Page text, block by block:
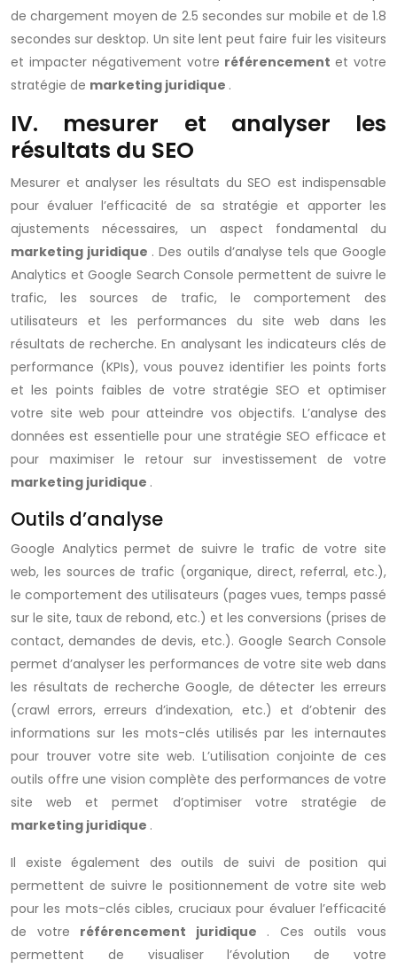
de chargement moyen de 2.5 secondes sur mobile et de 1.8
secondes sur desktop. Un site lent peut faire fuir les visiteurs
et impacter négativement votre référencementet votre
stratégie de marketing juridique .
IV. mesurer et analyser les
résultats du SEO
Mesurer et analyser les résultats du SEO est indispensable
pour évaluer l’efficacité de sa stratégie et apporter les
ajustements nécessaires, un aspect fondamental du
marketing juridique . Des outils d’analyse tels que Google
Analytics et Google Search Console permettent de suivre le
trafic, les sources de trafic, le comportement des
utilisateurs et les performances du site web dans les
résultats de recherche. En analysant les indicateurs clés de
performance (KPIs), vous pouvez identifier les points forts
et les points faibles de votre stratégie SEO et optimiser
votre site web pour atteindre vos objectifs. L’analyse des
données est essentielle pour une stratégie SEO efficace et
pour maximiser le retour sur investissement de votre
marketing juridique .
Outils d’analyse
Google Analytics permet de suivre le trafic de votre site
web, les sources de trafic (organique, direct, referral, etc.),
le comportement des utilisateurs (pages vues, temps passé
sur le site, taux de rebond, etc.) et les conversions (prises de
contact, demandes de devis, etc.). Google Search Console
permet d’analyser les performances de votre site web dans
les résultats de recherche Google, de détecter les erreurs
(crawl errors, erreurs d’indexation, etc.) et d’obtenir des
informations sur les mots-clés utilisés par les internautes
pour trouver votre site web. L’utilisation conjointe de ces
outils offre une vision complète des performances de votre
site web et permet d’optimiser votre stratégie de
marketing juridique .
Il existe également des outils de suivi de position qui
permettent de suivre le positionnement de votre site web
pour les mots-clés cibles, cruciaux pour évaluer l’efficacité
de votre référencement juridique . Ces outils vous
permettent de visualiser l’évolution de votre